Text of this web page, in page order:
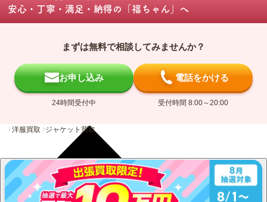
安心・丁寧・満足・納得の
「福ちゃん」 へ
まずは無料で相談してみませんか？
お申し込み
24時間受付中
電話をかける
受付時間 8:00～20:00
洋服買取 ジャケット買取